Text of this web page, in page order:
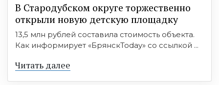
В Стародубском округе торжественно
открыли новую детскую площадку
13,5 млн рублей составила стоимость объекта.
Как информирует «БрянскToday» со ссылкой ...
Читать далее